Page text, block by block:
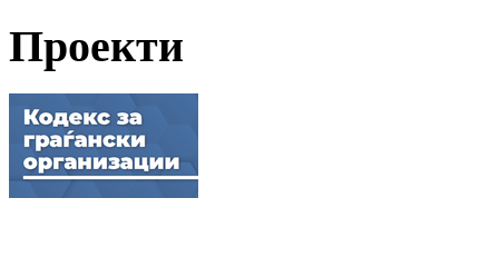
Проекти